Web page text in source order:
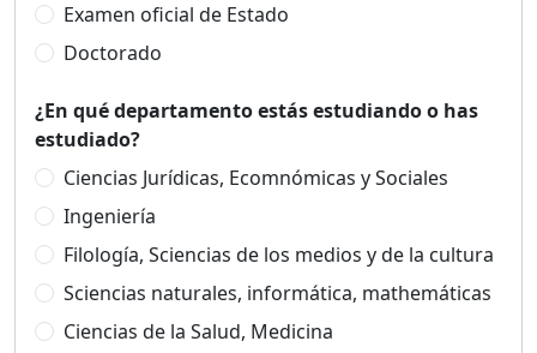
Examen oficial de Estado
Doctorado
¿En qué departamento estás estudiando o has
estudiado?
Ciencias Jurídicas, Ecomnómicas y Sociales
Ingeniería
Filología, Sciencias de los medios y de la cultura
Sciencias naturales, informática, mathemáticas
Ciencias de la Salud, Medicina